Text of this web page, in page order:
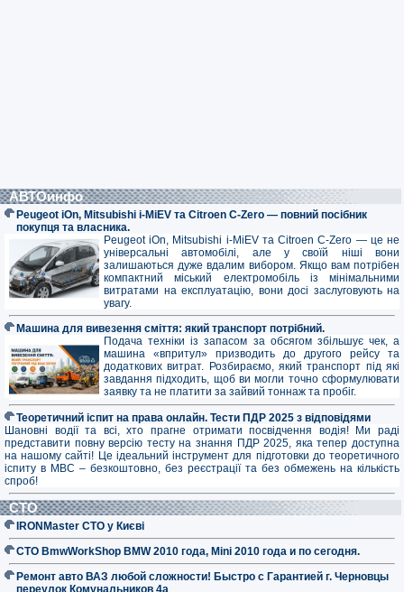
АВТОинфо
Peugeot iOn, Mitsubishi i-MiEV та Citroen C-Zero — повний посібник
покупця та власника.
Peugeot iOn, Mitsubishi i-MiEV та Citroen C-Zero — це не
універсальні автомобілі, але у своїй ніші вони
залишаються дуже вдалим вибором. Якщо вам потрібен
компактний міський електромобіль із мінімальними
витратами на експлуатацію, вони досі заслуговують на
увагу.
Машина для вивезення сміття: який транспорт потрібний.
Подача техніки із запасом за обсягом збільшує чек, а
машина «впритул» призводить до другого рейсу та
додаткових витрат. Розбираємо, який транспорт під які
завдання підходить, щоб ви могли точно сформулювати
заявку та не платити за зайвий тоннаж та пробіг.
Теоретичний іспит на права онлайн. Тести ПДР 2025 з відповідями
Шановні водії та всі, хто прагне отримати посвідчення водія! Ми раді
представити повну версію тесту на знання ПДР 2025, яка тепер доступна
на нашому сайті! Це ідеальний інструмент для підготовки до теоретичного
іспиту в МВС – безкоштовно, без реєстрації та без обмежень на кількість
спроб!
СТО
IRONMaster СТО у Києві
СТО BmwWorkShop BMW 2010 года, Mini 2010 года и по сегодня.
Ремонт авто ВАЗ любой сложности! Быстро с Гарантией г. Черновцы
переулок Комунальников 4а